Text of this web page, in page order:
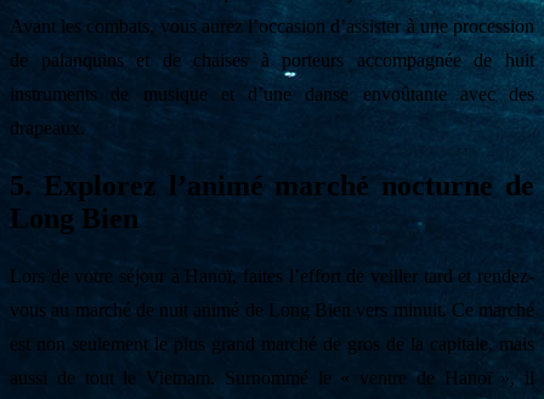
Avant les combats, vous aurez l’occasion d’assister à une procession
de palanquins et de chaises à porteurs accompagnée de huit
instruments de musique et d’une danse envoûtante avec des
drapeaux.
5. Explorez l’animé marché nocturne de
Long Bien
Lors de votre séjour à Hanoï, faites l’effort de veiller tard et rendez-
vous au marché de nuit animé de Long Bien vers minuit. Ce marché
est non seulement le plus grand marché de gros de la capitale, mais
aussi de tout le Vietnam. Surnommé le « ventre de Hanoï », il